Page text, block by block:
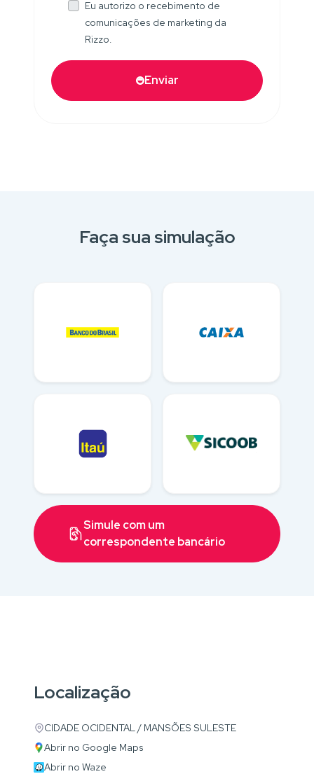
Eu autorizo o recebimento de
comunicações de marketing da
Rizzo.
Enviar
Faça sua simulação
Simule com um
correspondente bancário
Localização
CIDADE OCIDENTAL / MANSÕES SULESTE
Abrir no Google Maps
Abrir no Waze